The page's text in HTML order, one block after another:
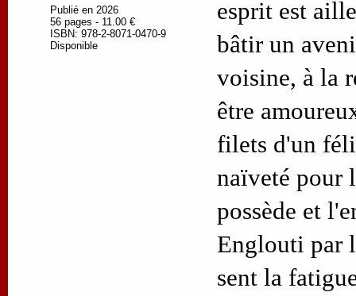
Publié en 2026
56 pages - 11.00 €
ISBN: 978-2-8071-0470-9
Disponible
esprit est
bâtir un
voisine, à la
être
filets d'un
naïveté pour
possède et
Englouti par
sent la